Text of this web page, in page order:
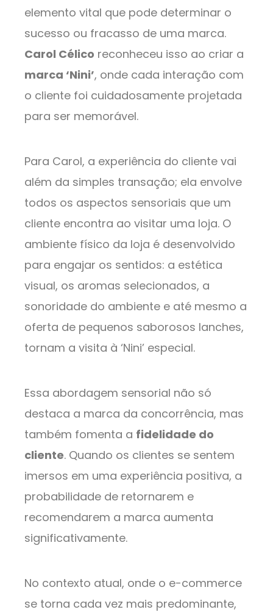
elemento vital que pode determinar o
sucesso ou fracasso de uma marca.
Carol Célico reconheceu isso ao criar a
marca ‘Nini’, onde cada interação com
o cliente foi cuidadosamente projetada
para ser memorável.
Para Carol, a experiência do cliente vai
além da simples transação; ela envolve
todos os aspectos sensoriais que um
cliente encontra ao visitar uma loja. O
ambiente físico da loja é desenvolvido
para engajar os sentidos: a estética
visual, os aromas selecionados, a
sonoridade do ambiente e até mesmo a
oferta de pequenos saborosos lanches,
tornam a visita à ‘Nini’ especial.
Essa abordagem sensorial não só
destaca a marca da concorrência, mas
também fomenta a fidelidade do
cliente. Quando os clientes se sentem
imersos em uma experiência positiva, a
probabilidade de retornarem e
recomendarem a marca aumenta
significativamente.
No contexto atual, onde o e-commerce
se torna cada vez mais predominante,